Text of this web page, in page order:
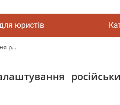
юристів
р...